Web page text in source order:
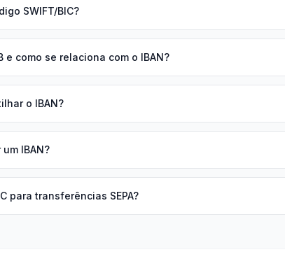
SWIFT/BIC?
e como se relaciona com o IBAN?
o IBAN?
IBAN?
para transferências SEPA?